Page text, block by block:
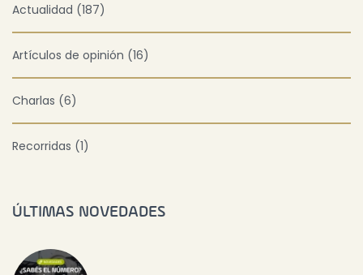
Actualidad (187)
Artículos de opinión (16)
Charlas (6)
Recorridas (1)
ÚLTIMAS NOVEDADES